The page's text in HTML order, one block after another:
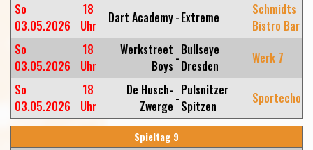
So
03.05.2026
18
Uhr
Dart Academy-Extreme
Schmidts
Bistro Bar
So
03.05.2026
18
Uhr
Werkstreet
Boys -Bullseye
Dresden
Werk 7
So
03.05.2026
18
Uhr
De Husch-
Zwerge -Pulsnitzer
Spitzen
Sportecho
Spieltag 9